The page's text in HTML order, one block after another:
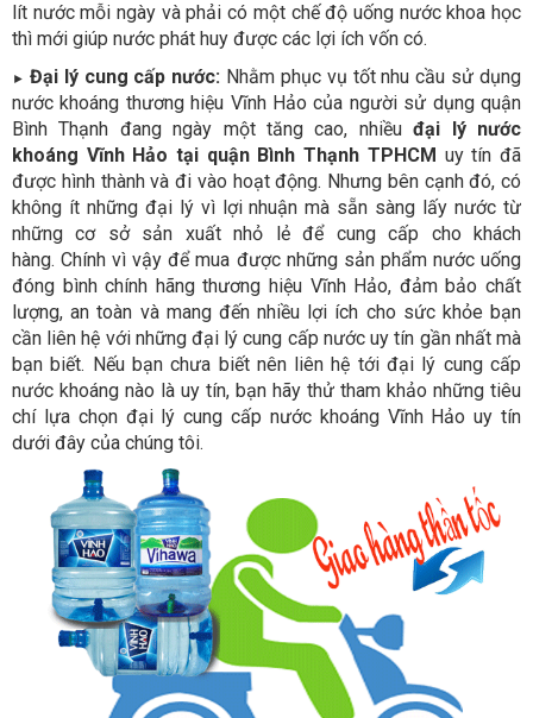
lít nước mỗi ngày và phải có một chế độ uống nước khoa học
thì mới giúp nước phát huy được các lợi ích vốn có.
► Đại lý cung cấp nước: Nhằm phục vụ tốt nhu cầu sử dụng
nước khoáng thương hiệu Vĩnh Hảo của người sử dụng quận
Bình Thạnh đang ngày một tăng cao, nhiềuđại lý nước
khoáng Vĩnh Hảo tại quận Bình Thạnh TPHCM uy tín đã
được hình thành và đi vào hoạt động. Nhưng bên cạnh đó, có
không ít những đại lý vì lợi nhuận mà sẵn sàng lấy nước từ
những cơ sở sản xuất nhỏ lẻ để cung cấp cho khách
hàng. Chính vì vậy để mua được những sản phẩm nước uống
đóng bình chính hãng thương hiệu Vĩnh Hảo, đảm bảo chất
lượng, an toàn và mang đến nhiều lợi ích cho sức khỏe bạn
cần liên hệ với những đại lý cung cấp nước uy tín gần nhất mà
bạn biết. Nếu bạn chưa biết nên liên hệ tới đại lý cung cấp
nước khoáng nào là uy tín, bạn hãy thử tham khảo những tiêu
chí lựa chọn đại lý cung cấp nước khoáng Vĩnh Hảo uy tín
dưới đây của chúng tôi.